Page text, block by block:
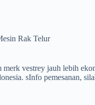
Rak Telur
vestrey jauh lebih
sInfo pemesanan,